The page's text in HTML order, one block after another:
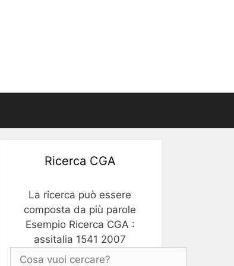
Ricerca CGA
La ricerca può essere
composta da più parole
Esempio Ricerca CGA :
assitalia 1541 2007